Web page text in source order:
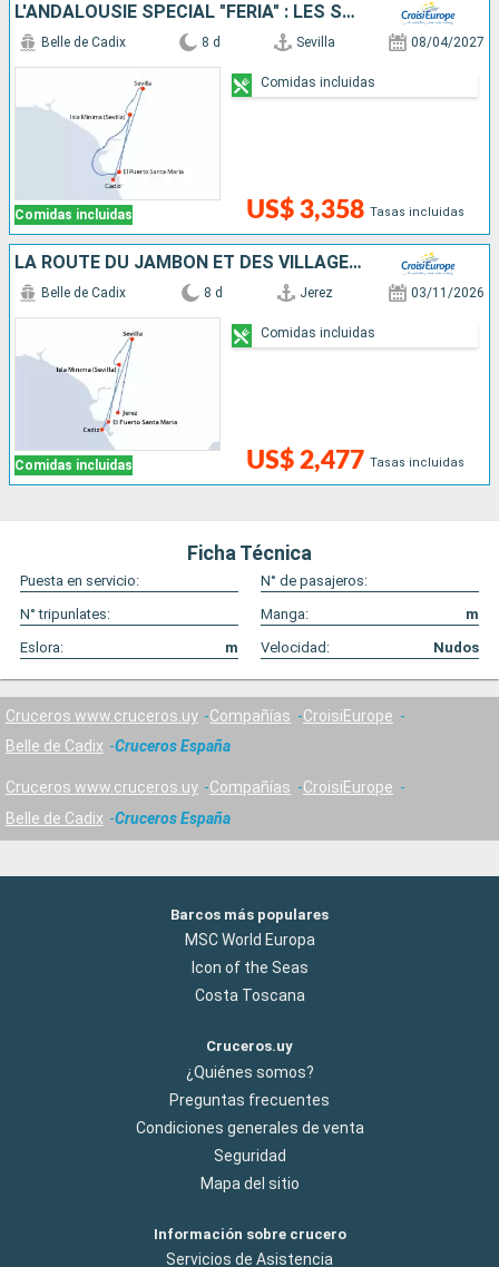
L'ANDALOUSIE SPÉCIAL "FERIA" : LES SPLENDEURS DE L'ANDALOUSIE AU FIL DU GUADALQUIVIR (PORT-PORT)
Comidas incluidas
Belle de Cadix 8 d Sevilla 08/04/2027
US$ 3,358 Tasas incluidas
Comidas incluidas
LA ROUTE DU JAMBON ET DES VILLAGES BLANCS - L'ANDALOUSIE AUTHENTIQUE : ARCHITECTURE, TRADITIONS ET SPÉCIALITÉS CULINAIRES
Comidas incluidas
Belle de Cadix 8 d Jerez 03/11/2026
US$ 2,477 Tasas incluidas
Comidas incluidas
Ficha Técnica
Puesta en servicio:
N° de pasajeros:
N° tripunlates:
Manga:
m
Eslora:
m Velocidad: Nudos
Cruceros www.cruceros.uy Compañías
CroisiEurope
Belle de Cadix
Cruceros España
Cruceros www.cruceros.uy Compañías
CroisiEurope
Belle de Cadix
Cruceros España
Barcos más populares
MSC World Europa
Icon of the Seas
Costa Toscana
Cruceros.uy
¿Quiénes somos?
Preguntas frecuentes
Condiciones generales de venta
Seguridad
Mapa del sitio
Información sobre crucero
Servicios de Asistencia